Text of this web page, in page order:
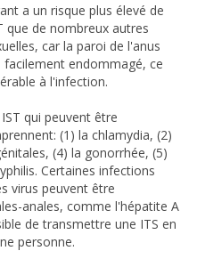
a un risque plus élevé de
que de nombreux autres
car la paroi de l'anus
endommagé, ce
à l'infection.
qui peuvent être
(1) la chlamydia, (2)
(4) la gonorrhée, (5)
Certaines infections
virus peuvent être
anales, comme l'hépatite A
de transmettre une ITS en
personne.